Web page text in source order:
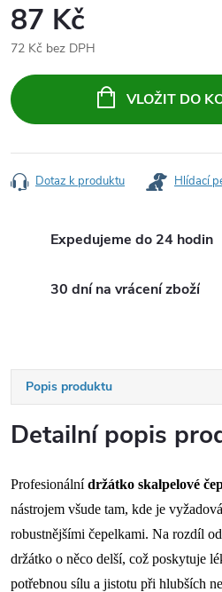
87 Kč
72 Kč bez DPH
cena:
VLOŽIT DO
Dotaz k produktu Hlídací
Expedujeme do 24 hodin
30 dní na vrácení zboží
Popis produktu
Detailní popis
Profesionálnídržátko skalpelové
nástrojem všude tam, kde je
robustnějšími čepelkami. Na rozdíl
držátko o něco delší, což poskytuje
potřebnou sílu a jistotu při hlubších